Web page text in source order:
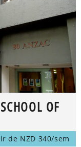
OF
de NZD 340/sem